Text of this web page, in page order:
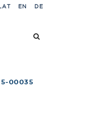
EN DE
00035